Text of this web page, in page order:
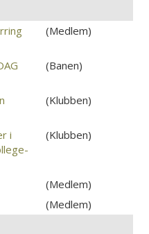
(Medlem)
(Banen)
(Klubben)
i
(Klubben)
(Medlem)
(Medlem)